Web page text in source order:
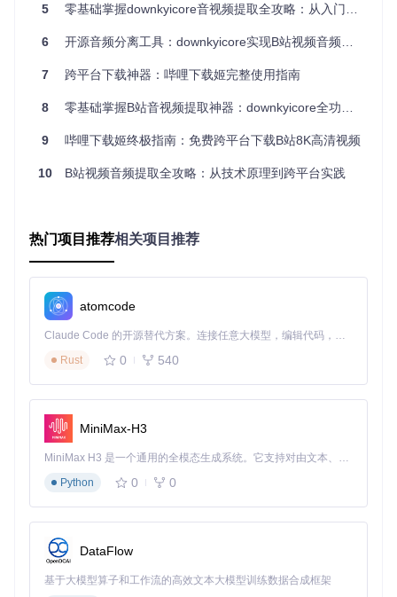
批量处理时建议分组（每组不
防止内存占用过高影响
选择"自动命名"选项保持文件
组织性
命名规则：原文件名+音
频格式后缀
经验小结：首次使用建议先处理单个文件验证配置，熟悉流程
后再进行批量操作。COPY编码模式下处理速度可达原视频时
长的1/3，显著优于重编码方式。
技术参数场景化配置：告别专业术语困扰
应用场
景
输出
格式
编码
藏
作
AAC 自动
44.1k
Hz
128kb
ps
★★★
★☆
习
kHz
原样
☆☆
建设
技术原理：COPY模式通过直接提取视频中的音频流实现无
损分离，避免了重新编码导致的音质损失与时间消耗，这
内容创作者的效率工具包
5 零基础掌握downkyicore音视频提取全攻略：从入门到精通
6 开源音频分离工具：downkyicore实现B站视频音频提取的技术方案与应用价值
7 跨平台下载神器：哔哩下载姬完整使用指南
8 零基础掌握B站音视频提取神器：downkyicore全功能操作指南
9 哔哩下载姬终极指南：免费跨平台下载B站8K高清视频
10 B站视频音频提取全攻略：从技术原理到跨平台实践
热门项目推荐相关项目推荐
atomcode
Claude Code 的开源替代方案。连接任意大模型，编辑代码，运行命令，自动验证 — 全自动执行。用 Rust 构建，极致性能。 ｜ An open-source alternative to Claude Code. Connect any LLM, edit code, run commands, and verify changes — autonomously. Built in Rust for speed. Get Started
Rust
0 540
MiniMax-H3
MiniMax H3 是一个通用的全模态生成系统。它支持对由文本、图像、视频和音频组成的多模态上下文进行统一理解，并能生成分辨率高达 2K、时长可达 15 秒的带原生立体声音频的视频。得益于面向任务泛化的系统设计，H3 在预训练阶段就已具备广泛的多模态上下文理解与生成能力，能够出色地执行复杂的多模态指令。
Python
0 0
DataFlow
基于大模型算子和工作流的高效文本大模型训练数据合成框架